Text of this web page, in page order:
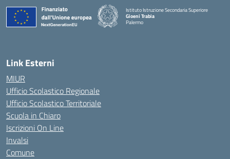
Istituto Istruzione Secondaria Superiore
Gioeni Trabia
Palermo
Link Esterni
MIUR
Ufficio Scolastico Regionale
Ufficio Scolastico Territoriale
Scuola in Chiaro
Iscrizioni On Line
Invalsi
Comune